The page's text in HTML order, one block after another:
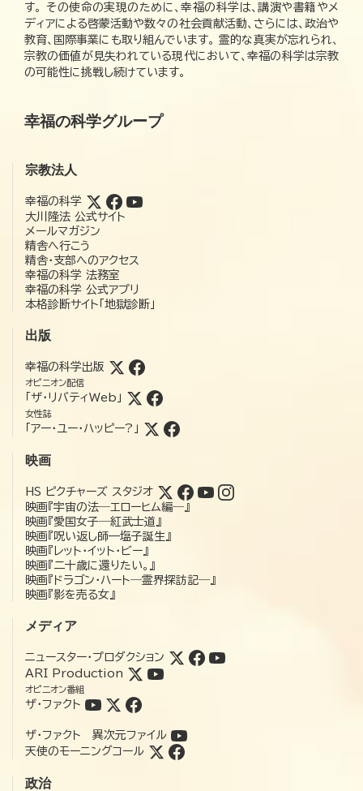
す。 その使命の実現のために、幸福の科学は、講演や書籍やメ
ディアによる啓蒙活動や数々の社会貢献活動、さらには、政治や
教育、国際事業にも取り組んでいます。 霊的な真実が忘れられ、
宗教の価値が見失われている現代において、幸福の科学は宗教
の可能性に挑戦し続けています。
幸福の科学グループ
宗教法人
幸福の科学
大川隆法 公式サイト
メールマガジン
精舎へ行こう
精舎・支部へのアクセス
幸福の科学 法務室
幸福の科学 公式アプリ
本格診断サイト「地獄診断」
出版
幸福の科学出版
オピニオン配信
「ザ・リバティWeb」
女性誌
「アー・ユー・ハッピー?」
映画
HS ピクチャーズ スタジオ
映画『宇宙の法―エローヒム編―』
映画『愛国女子―紅武士道』
映画『呪い返し師—塩子誕生』
映画『レット・イット・ビー』
映画『二十歳に還りたい。』
映画『ドラゴン・ハート―霊界探訪記―』
映画『影を売る女』
メディア
ニュースター・プロダクション
ARI Production
オピニオン番組
ザ・ファクト
ザ・ファクト 異次元ファイル
天使のモーニングコール
政治